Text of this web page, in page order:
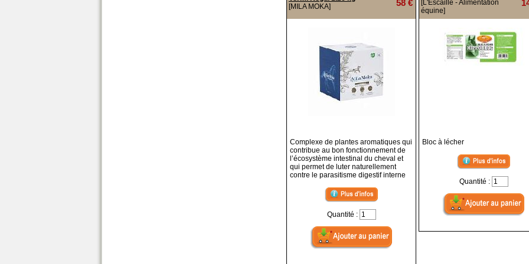
[MILA MOKA]
58 €
Complexe de plantes aromatiques qui
contribue au bon fonctionnement de
l’écosystème intestinal du cheval et
qui permet de luter naturellement
contre le parasitisme digestif interne
Quantité :
[L'Escaille - Alimentation
équine]
Bloc à lécher
Quantité :